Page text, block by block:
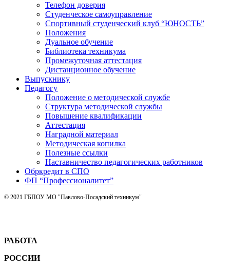
Телефон доверия
Студенческое самоуправление
Спортивный студенческий клуб “ЮНОСТЬ”
Положения
Дуальное обучение
Библиотека техникума
Промежуточная аттестация
Дистанционное обучение
Выпускнику
Педагогу
Положение о методической службе
Структура методической службы
Повышение квалификации
Аттестация
Наградной материал
Методическая копилка
Полезные ссылки
Наставничество педагогических работников
Обркредит в СПО
ФП “Профессионалитет”
© 2021 ГБПОУ МО "Павлово-Посадский техникум"
РАБОТА
РОССИИ